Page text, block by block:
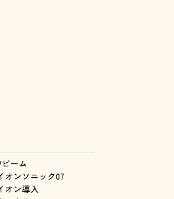
ビーム
オンソニック07
オン導入